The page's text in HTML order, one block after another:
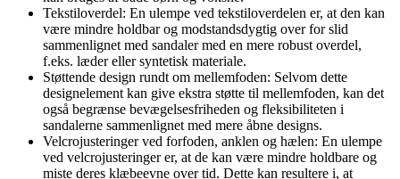
Tekstiloverdel: En ulempe ved tekstiloverdelen er, at den kan
være mindre holdbar og modstandsdygtig over for slid
sammenlignet med sandaler med en mere robust overdel,
f.eks. læder eller syntetisk materiale.
Støttende design rundt om mellemfoden: Selvom dette
designelement kan give ekstra støtte til mellemfoden, kan det
også begrænse bevægelsesfriheden og fleksibiliteten i
sandalerne sammenlignet med mere åbne designs.
Velcrojusteringer ved forfoden, anklen og hælen: En ulempe
ved velcrojusteringer er, at de kan være mindre holdbare og
miste deres klæbeevne over tid. Dette kan resultere i, at